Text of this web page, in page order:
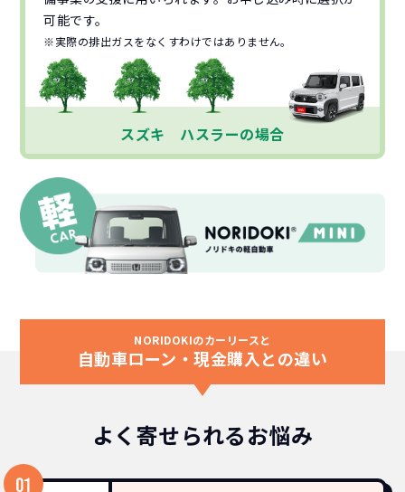
可能です。
※実際の排出ガスをなくすわけではありません。
スズキ ハスラーの場合
NORIDOKIのカーリースと
自動車ローン・現金購入との違い
よく寄せられるお悩み